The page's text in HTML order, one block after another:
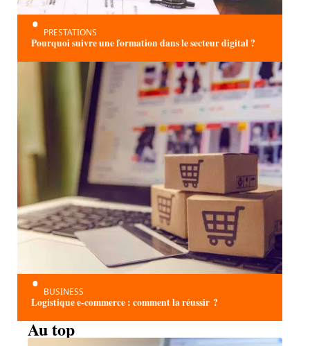
PRESTATIONS
Pourquoi suivre une formation dans le secteur digital ?
BUSINESS
Logistique e-commerce : comment la réussir ?
Au top